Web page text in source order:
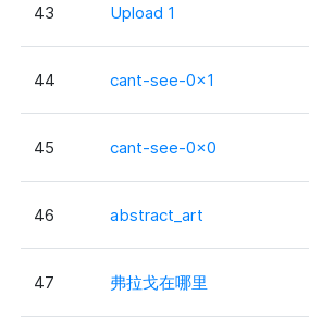
43 Upload 1
44 cant-see-0x1
45 cant-see-0x0
46 abstract_art
47 弗拉戈在哪里